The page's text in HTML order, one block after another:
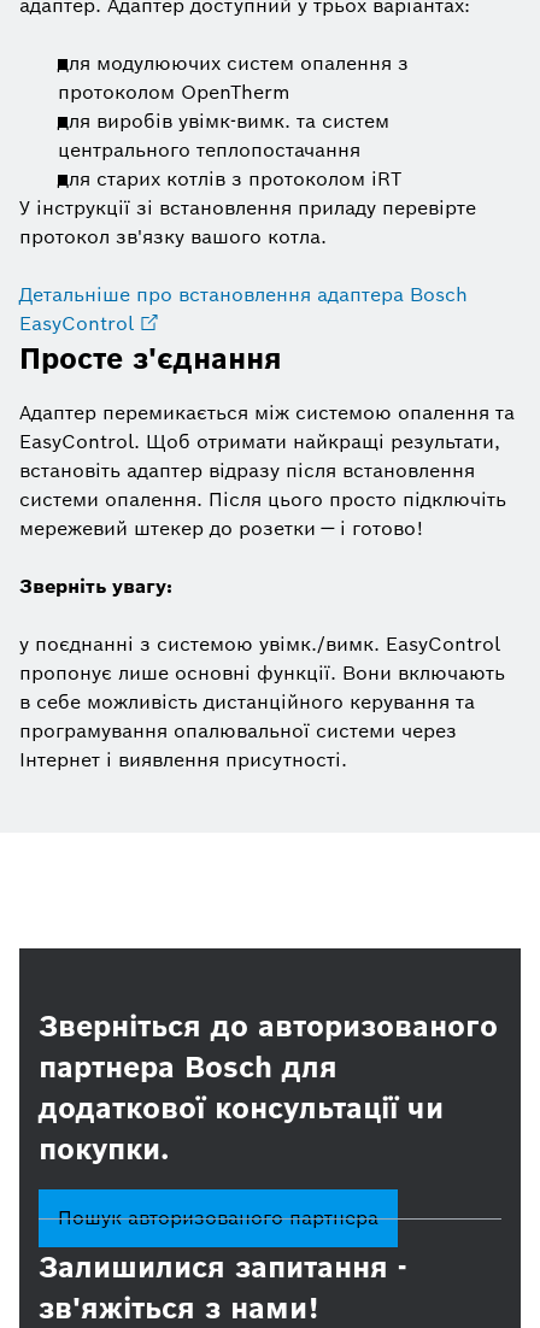
для модулюючих систем опалення з
протоколом OpenTherm
для виробів увімк-вимк. та систем
центрального теплопостачання
для старих котлів з протоколом iRT
У інструкції зі встановлення приладу перевірте
протокол зв'язку вашого котла.
Детальніше про встановлення адаптера Bosch
EasyControl
Просте з'єднання
Адаптер перемикається між системою опалення та
EasyControl. Щоб отримати найкращі результати,
встановіть адаптер відразу після встановлення
системи опалення. Після цього просто підключіть
мережевий штекер до розетки — і готово!
Зверніть увагу:
у поєднанні з системою увімк./вимк. EasyControl
пропонує лише основні функції. Вони включають
в себе можливість дистанційного керування та
програмування опалювальної системи через
Інтернет і виявлення присутності.
Зверніться до авторизованого
партнера Bosch для
додаткової консультації чи
покупки.
Пошук авторизованого партнера
Залишилися запитання -
зв'яжіться з нами!